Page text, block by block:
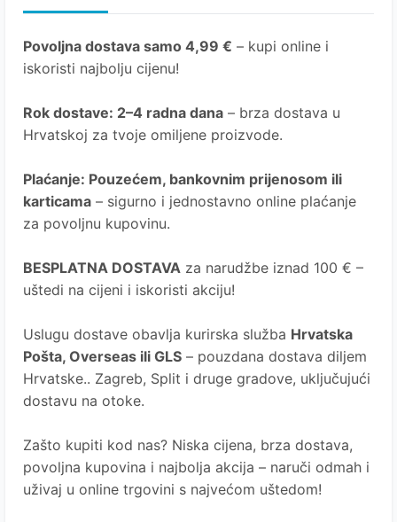
Povoljna dostava samo 4,99 € – kupi online i
iskoristi najbolju cijenu!
Rok dostave: 2–4 radna dana – brza dostava u
Hrvatskoj za tvoje omiljene proizvode.
Plaćanje: Pouzećem, bankovnim prijenosom ili
karticama – sigurno i jednostavno online plaćanje
za povoljnu kupovinu.
BESPLATNA DOSTAVA za narudžbe iznad 100 € –
uštedi na cijeni i iskoristi akciju!
Uslugu dostave obavlja kurirska služba Hrvatska
Pošta, Overseas ili GLS – pouzdana dostava diljem
Hrvatske.. Zagreb, Split i druge gradove, uključujući
dostavu na otoke.
Zašto kupiti kod nas? Niska cijena, brza dostava,
povoljna kupovina i najbolja akcija – naruči odmah i
uživaj u online trgovini s najvećom uštedom!